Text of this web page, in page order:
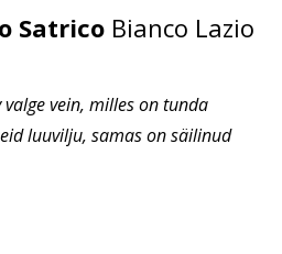
Satrico Bianco Lazio
vein, milles on tunda
luuvilju, samas on säilinud